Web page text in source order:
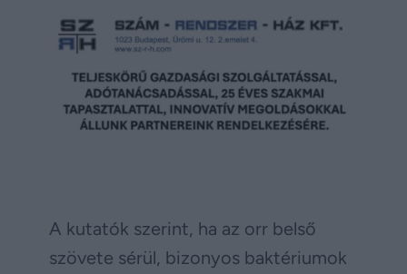
A kutatók szerint, ha az orr belső
szövete sérül, bizonyos baktériumok